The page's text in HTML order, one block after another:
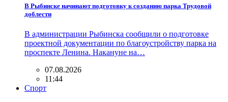
В Рыбинске начинают подготовку к созданию парка Трудовой
доблести
В администрации Рыбинска сообщили о подготовке
проектной документации по благоустройству парка на
проспекте Ленина. Накануне на…
07.08.2026
11:44
Спорт